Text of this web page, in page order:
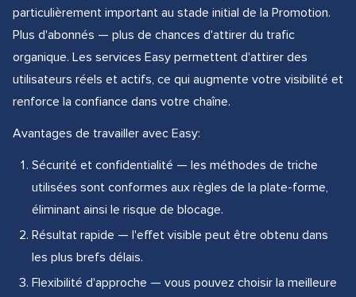
particulièrement important au stade initial de la Promotion.
Plus d'abonnés — plus de chances d'attirer du trafic
organique. Les services Easy permettent d'attirer des
utilisateurs réels et actifs, ce qui augmente votre visibilité et
renforce la confiance dans votre chaîne.
Avantages de travailler avec Easy:
Sécurité et confidentialité — les méthodes de triche
utilisées sont conformes aux règles de la plate-forme,
éliminant ainsi le risque de blocage.
Résultat rapide — l'effet visible peut être obtenu dans
les plus brefs délais.
Flexibilité d'approche — vous pouvez choisir la meilleure